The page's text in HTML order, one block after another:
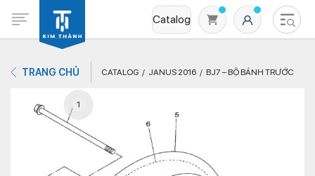
Catalog
TRANG CHỦ CATALOG JANUS 2016 BJ7 – BỘ BÁNH TRƯỚC
1